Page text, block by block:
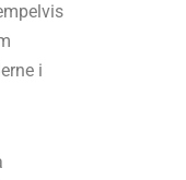
i